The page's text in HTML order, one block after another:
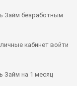
Займ безработным
кабинет войти
Займ на 1 месяц